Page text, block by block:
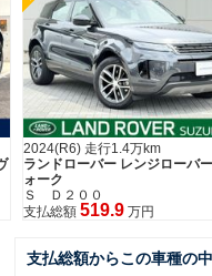
2024(R6) 走行1.4万km
ランドローバー レンジローバ
ォーク
Ｓ Ｄ２００
支払総額 519.9 万円
支払総額からこの車種の